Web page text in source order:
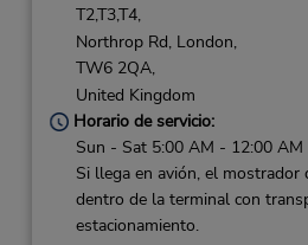
T2,T3,T4,
Northrop Rd, London,
TW6 2QA,
United Kingdom
Horario de servicio:
Sun - Sat 5:00 AM - 12:00 AM
Si llega en avión, el mostrador
dentro de la terminal con
estacionamiento.